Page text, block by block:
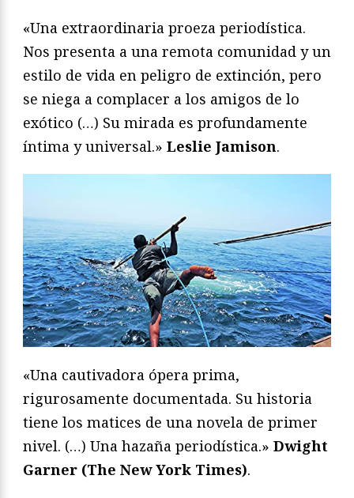
«Una extraordinaria proeza periodística.
Nos presenta a una remota comunidad y un
estilo de vida en peligro de extinción, pero
se niega a complacer a los amigos de lo
exótico (…) Su mirada es profundamente
íntima y universal.» Leslie Jamison.
«Una cautivadora ópera prima,
rigurosamente documentada. Su historia
tiene los matices de una novela de primer
nivel. (…) Una hazaña periodística.» Dwight
Garner (The New York Times).